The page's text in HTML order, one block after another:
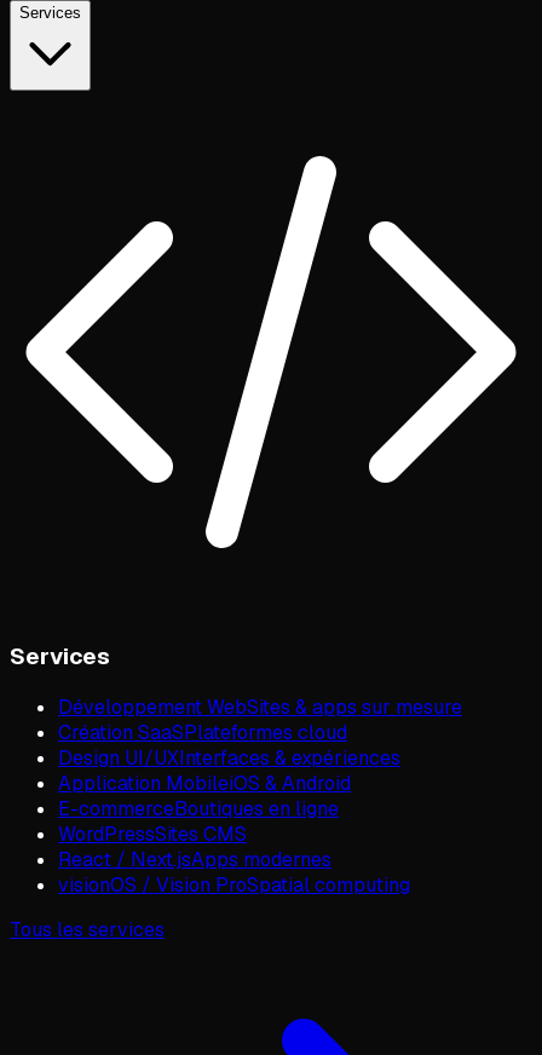
Services
Services
Développement WebSites & apps sur mesure
Création SaaSPlateformes cloud
Design UI/UXInterfaces & expériences
Application MobileiOS & Android
E-commerceBoutiques en ligne
WordPressSites CMS
React / Next.jsApps modernes
visionOS / Vision ProSpatial computing
Tous les services